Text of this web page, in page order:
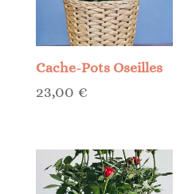
Cache-Pots Oseilles
23,00 €